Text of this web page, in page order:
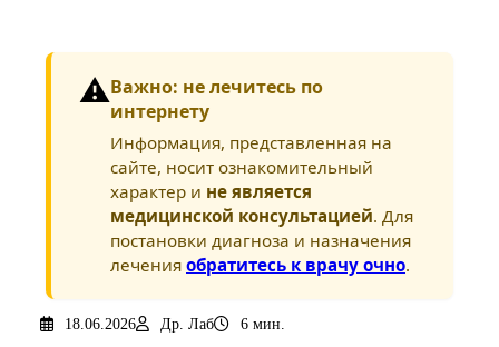
⚠️Важно: не лечитесь по
интернету
Информация, представленная на
сайте, носит ознакомительный
характер и не является
медицинской консультацией. Для
постановки диагноза и назначения
лечения обратитесь к врачу очно.
18.06.2026 Др. Лаб 6 мин.